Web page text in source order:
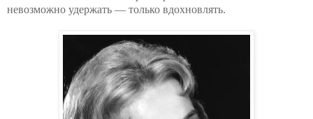
невозможно удержать — только вдохновлять.